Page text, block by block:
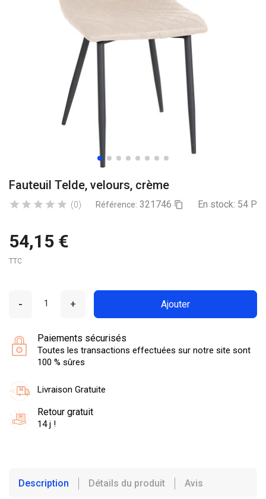
Fauteuil Telde, velours, crème
     (0) Référence: 321746  En stock: 54
54,15 €
TTC
- + Ajouter
Paiements sécurisés
Toutes les transactions effectuées sur notre site sont
100 % sûres
Livraison Gratuite
Retour gratuit
14 j !
Description Détails du produit Avis